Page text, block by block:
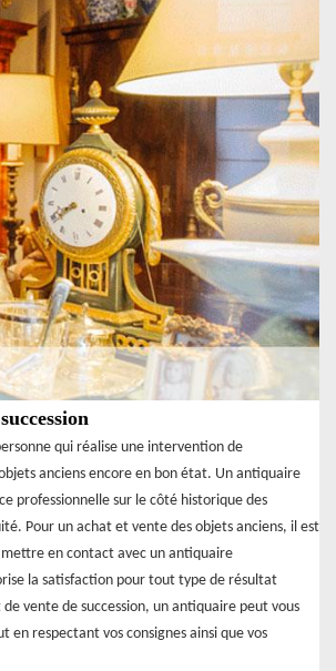
qui réalise une intervention de
anciens encore en bon état. Un antiquaire
professionnelle sur le côté historique des
Pour un achat et vente des objets anciens, il est
en contact avec un antiquaire
la satisfaction pour tout type de résultat
vente de succession, un antiquaire peut vous
respectant vos consignes ainsi que vos